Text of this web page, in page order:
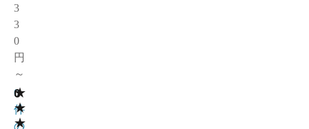
3
3
0
円
～
★
★
★
0
0
件
の